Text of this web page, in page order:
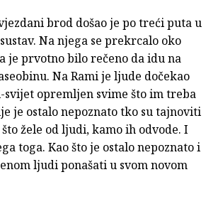
brod došao je po treći puta u
Na njega se prekrcalo oko
je prvotno bilo rečeno da idu na
Na Rami je ljude dočekao
opremljen svime što im treba
je ostalo nepoznato tko su tajnoviti
žele od ljudi, kamo ih odvode. I
toga. Kao što je ostalo nepoznato i
ljudi ponašati u svom novom